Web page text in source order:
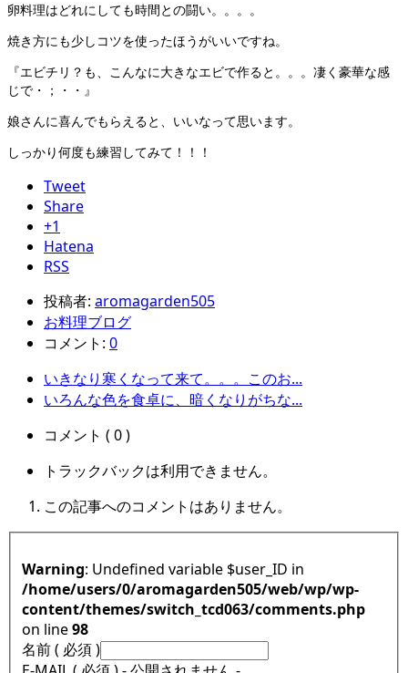
卵料理はどれにしても時間との闘い。。。。
焼き方にも少しコツを使ったほうがいいですね。
『エビチリ？も、こんなに大きなエビで作ると。。。凄く豪華な感
じで・；・・』
娘さんに喜んでもらえると、いいなって思います。
しっかり何度も練習してみて！！！
Tweet
Share
+1
Hatena
RSS
投稿者: aromagarden505
お料理ブログ
コメント: 0
いきなり寒くなって来て。。。このお...
いろんな色を食卓に、暗くなりがちな...
コメント ( 0 )
トラックバックは利用できません。
この記事へのコメントはありません。
Warning : Undefined variable $user_ID in
/home/users/0/aromagarden505/web/wp/wp-
content/themes/switch_tcd063/comments.php
on line98
名前 ( 必須 )